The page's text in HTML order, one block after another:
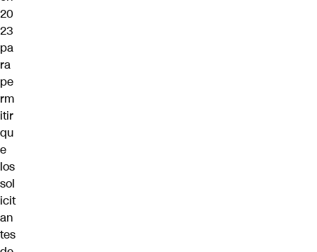
20
23
pa
ra
pe
rm
itir
qu
e
los
sol
icit
an
tes